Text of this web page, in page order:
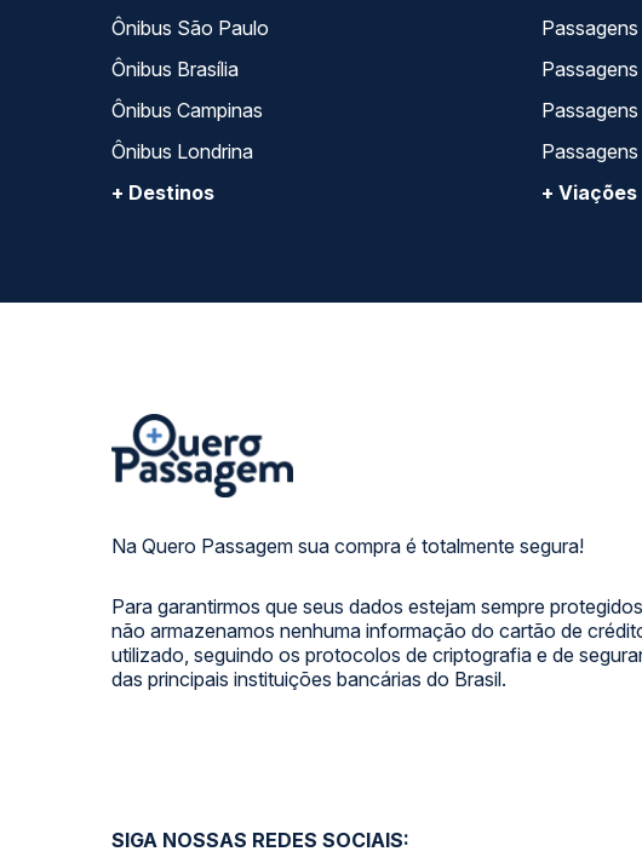
Ônibus São Paulo
Ônibus Brasília
Ônibus Campinas
Ônibus Londrina
+ Destinos
Passagens
+ Viações
Na Quero Passagem sua compra é totalmente segura!
Para garantirmos que seus dados estejam sempre
não armazenamos nenhuma informação do cartão de
utilizado, seguindo os protocolos de criptografia e de
das principais instituições bancárias do Brasil.
SIGA NOSSAS REDES SOCIAIS: